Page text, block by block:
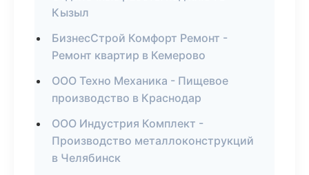
Кызыл
БизнесСтрой Комфорт Ремонт -
Ремонт квартир в Кемерово
ООО Техно Механика - Пищевое
производство в Краснодар
ООО Индустрия Комплект -
Производство металлоконструкций
в Челябинск